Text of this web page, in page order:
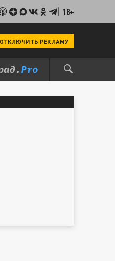
18+
ОТКЛЮЧИТЬ РЕКЛАМУ